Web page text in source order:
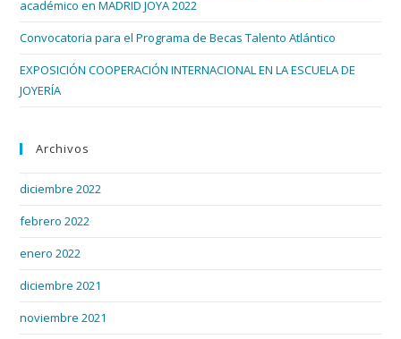
académico en MADRID JOYA 2022
Convocatoria para el Programa de Becas Talento Atlántico
EXPOSICIÓN COOPERACIÓN INTERNACIONAL EN LA ESCUELA DE
JOYERÍA
Archivos
diciembre 2022
febrero 2022
enero 2022
diciembre 2021
noviembre 2021